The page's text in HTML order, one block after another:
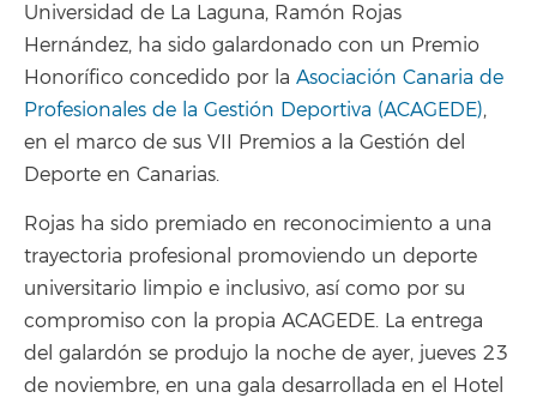
Universidad de La Laguna, Ramón Rojas
Hernández, ha sido galardonado con un Premio
Honorífico concedido por la Asociación Canaria de
Profesionales de la Gestión Deportiva (ACAGEDE),
en el marco de sus VII Premios a la Gestión del
Deporte en Canarias.
Rojas ha sido premiado en reconocimiento a una
trayectoria profesional promoviendo un deporte
universitario limpio e inclusivo, así como por su
compromiso con la propia ACAGEDE. La entrega
del galardón se produjo la noche de ayer, jueves 23
de noviembre, en una gala desarrollada en el Hotel